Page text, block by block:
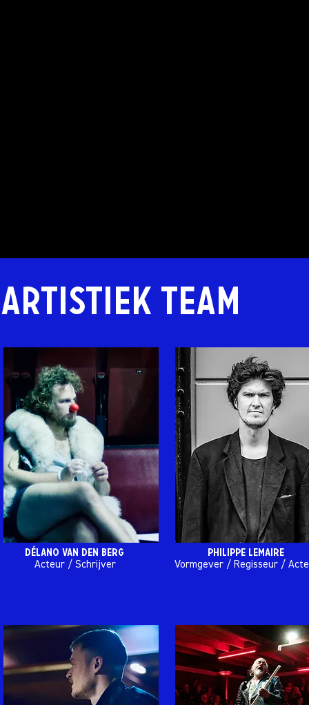
artistiek team
DÉLANO VAN DEN BERG
Acteur / Schrijver
Philippe lemaire
Vormgever / Regisseur /